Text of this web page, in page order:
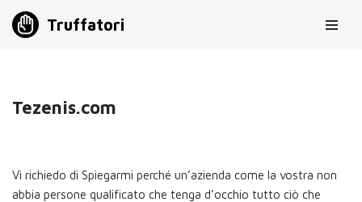
Truffatori
Tezenis.com
Vi richiedo di Spiegarmi perché un’azienda come la vostra non
abbia persone qualificato che tenga d’occhio tutto ciò che